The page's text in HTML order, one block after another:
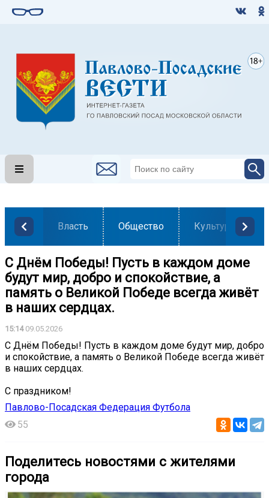
Власть Общество Культура
С Днём Победы! Пусть в каждом доме
будут мир, добро и спокойствие, а
память о Великой Победе всегда живёт
в наших сердцах.
15:1409.05.2026
С Днём Победы! Пусть в каждом доме будут мир, добро
и спокойствие, а память о Великой Победе всегда живёт
в наших сердцах.
С праздником!
Павлово-Посадская Федерация Футбола
55
Поделитесь новостями с жителями
города